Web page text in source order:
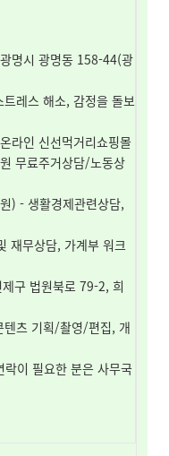
명시 광명동 158-44(광
트레스 해소, 감정을 돌보
라인 신선먹거리쇼핑몰
무료주거상담/노동상
) - 생활경제관련상담,
재무상담, 가계부 워크
구 법원북로 79-2, 희
츠 기획/촬영/편집, 개
이 필요한 분은 사무국